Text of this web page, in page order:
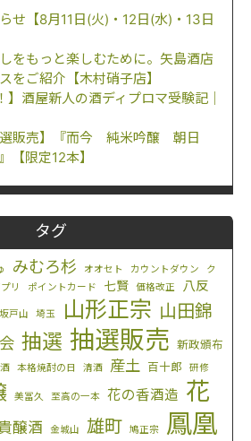
せ【8月11日(火)・12日(水)・13日
をもっと楽しむために。矢島酒店
をご紹介【木村硝子店】
】酒屋新人の酒ディプロマ受験記｜
選販売】『而今 純米吟醸 朝日
限定12本】
タグ
みむろ杉 オオセト カウントダウン
ク
リ ポイントカード 七賢 価格改正
八反
坂戸山 埼玉 山形正宗 山田錦
抽選 抽選販売 新政頒布
本格焼酎の日 清酒 産土 百十郎 研修
美冨久 至高の一本 花の香酒造 花
醸酒 金城山 雄町 鳩正宗
鳳凰